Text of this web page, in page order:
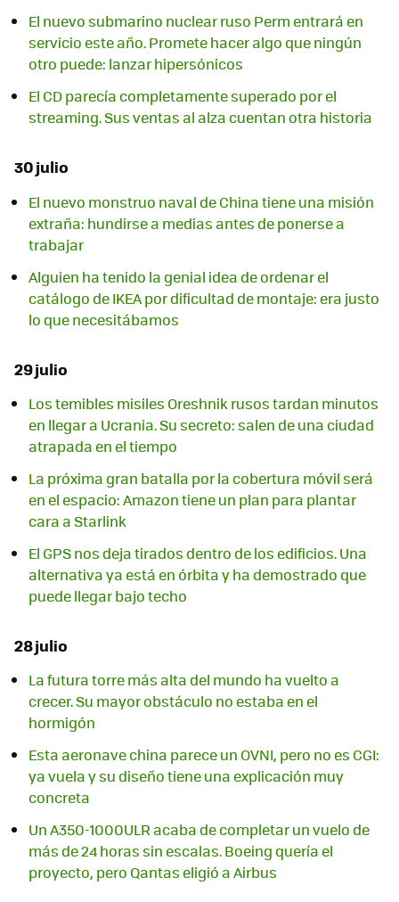
El nuevo submarino nuclear ruso Perm entrará en
servicio este año. Promete hacer algo que ningún
otro puede: lanzar hipersónicos
El CD parecía completamente superado por el
streaming. Sus ventas al alza cuentan otra historia
30 julio
El nuevo monstruo naval de China tiene una misión
extraña: hundirse a medias antes de ponerse a
trabajar
Alguien ha tenido la genial idea de ordenar el
catálogo de IKEA por dificultad de montaje: era justo
lo que necesitábamos
29 julio
Los temibles misiles Oreshnik rusos tardan minutos
en llegar a Ucrania. Su secreto: salen de una ciudad
atrapada en el tiempo
La próxima gran batalla por la cobertura móvil será
en el espacio: Amazon tiene un plan para plantar
cara a Starlink
El GPS nos deja tirados dentro de los edificios. Una
alternativa ya está en órbita y ha demostrado que
puede llegar bajo techo
28 julio
La futura torre más alta del mundo ha vuelto a
crecer. Su mayor obstáculo no estaba en el
hormigón
Esta aeronave china parece un OVNI, pero no es CGI:
ya vuela y su diseño tiene una explicación muy
concreta
Un A350-1000ULR acaba de completar un vuelo de
más de 24 horas sin escalas. Boeing quería el
proyecto, pero Qantas eligió a Airbus